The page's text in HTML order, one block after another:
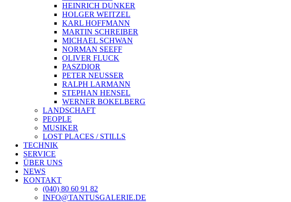
HEINRICH DUNKER
HOLGER WEITZEL
KARL HOFFMANN
MARTIN SCHREIBER
MICHAEL SCHWAN
NORMAN SEEFF
OLIVER FLUCK
PASZDIOR
PETER NEUSSER
RALPH LARMANN
STEPHAN HENSEL
WERNER BOKELBERG
LANDSCHAFT
PEOPLE
MUSIKER
LOST PLACES / STILLS
TECHNIK
SERVICE
ÜBER UNS
NEWS
KONTAKT
(040) 80 60 91 82
INFO@TANTUSGALERIE.DE